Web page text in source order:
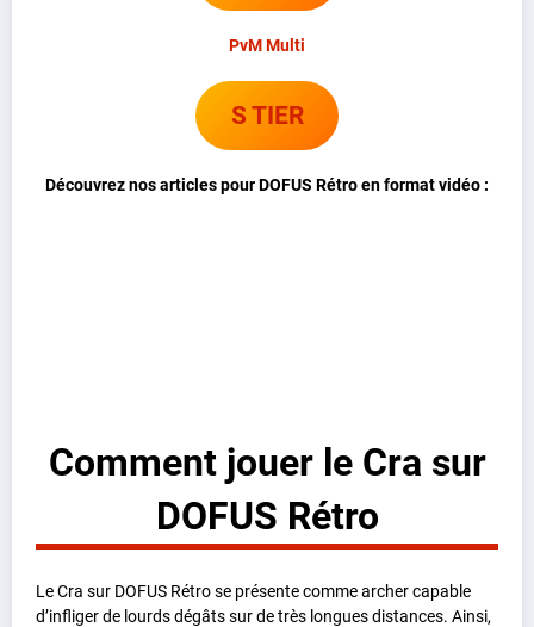
PvM Multi
S TIER
Découvrez nos articles pour DOFUS Rétro en format vidéo :
Comment jouer le Cra sur
DOFUS Rétro
Le Cra sur DOFUS Rétro se présente comme archer capable
d’infliger de lourds dégâts sur de très longues distances. Ainsi,